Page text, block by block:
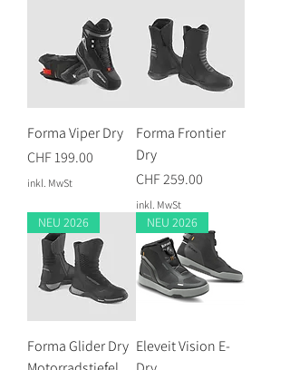
Forma Viper Dry
Preis
CHF 199.00
inkl. MwSt
Forma Frontier
Dry
Preis
CHF 259.00
inkl. MwSt
NEU 2026
Forma Glider Dry
NEU 2026
Eleveit Vision E-